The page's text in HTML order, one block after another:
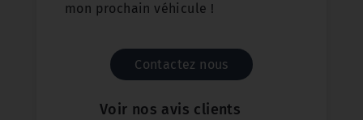
mon prochain véhicule !
Contactez nous
Voir nos avis clients